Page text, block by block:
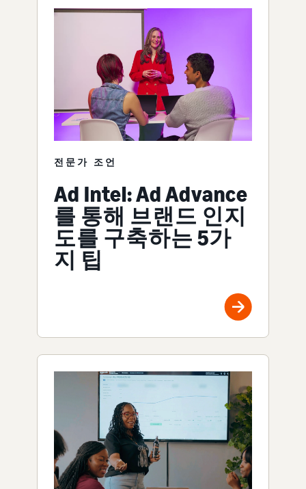
전문가 조언
Ad Intel: Ad Advance
를 통해 브랜드 인지
도를 구축하는 5가
지 팁